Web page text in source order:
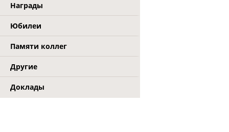
Награды
Юбилеи
Памяти коллег
Другие
Доклады